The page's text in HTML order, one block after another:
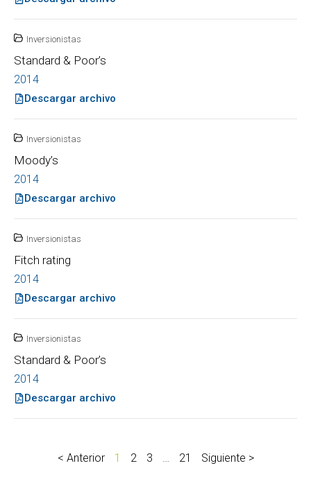
Inversionistas
Standard & Poor’s
2014
Descargar archivo
Inversionistas
Moody’s
2014
Descargar archivo
Inversionistas
Fitch rating
2014
Descargar archivo
Inversionistas
Standard & Poor’s
2014
Descargar archivo
< Anterior 1 2 3 … 21 Siguiente >